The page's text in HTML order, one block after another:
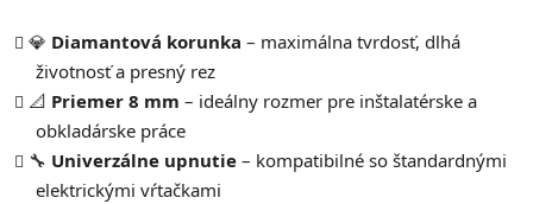
💎 Diamantová korunka – maximálna tvrdosť, dlhá
životnosť a presný rez
📐 Priemer 8 mm – ideálny rozmer pre inštalatérske a
obkladárske práce
🔧 Univerzálne upnutie – kompatibilné so štandardnými
elektrickými vŕtačkami